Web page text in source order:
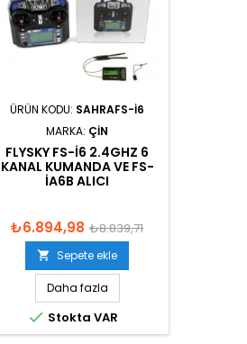
ÜRÜN KODU: SAHRAFS-I6
MARKA: ÇIN
FLYSKY FS-I6 2.4GHZ 6
KANAL KUMANDA VE FS-
IA6B ALICI
₺6.894,98 ₺8.839,71
 Sepete ekle
Daha fazla
 Stokta VAR